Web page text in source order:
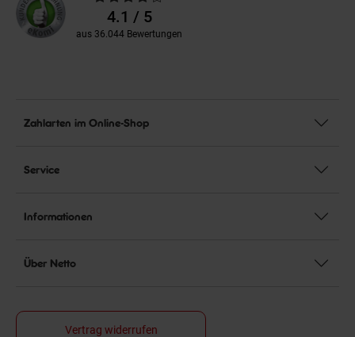
Bewertungen4.1 / 5
aus 36.044 Bewertungen
Zahlarten im Online-Shop
Service
Informationen
Über Netto
Vertrag widerrufen